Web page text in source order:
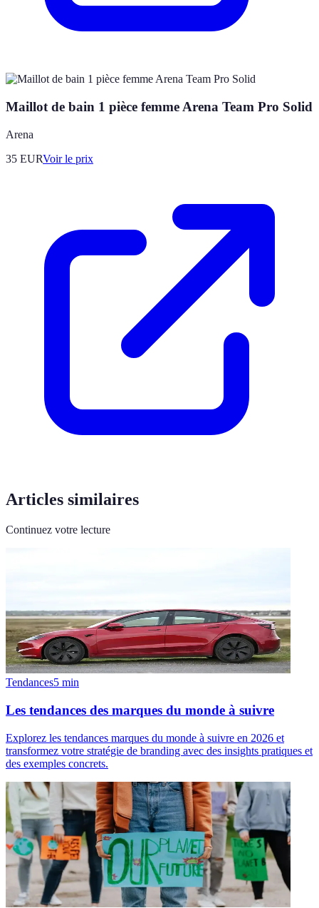
Maillot de bain 1 pièce femme Arena Team Pro Solid
Arena
35 EURVoir le prix
Articles similaires
Continuez votre lecture
Tendances5 min
Les tendances des marques du monde à suivre
Explorez les tendances marques du monde à suivre en 2026 et
transformez votre stratégie de branding avec des insights pratiques et
des exemples concrets.